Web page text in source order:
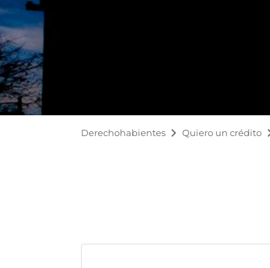
Derechohabientes Quiero un crédito